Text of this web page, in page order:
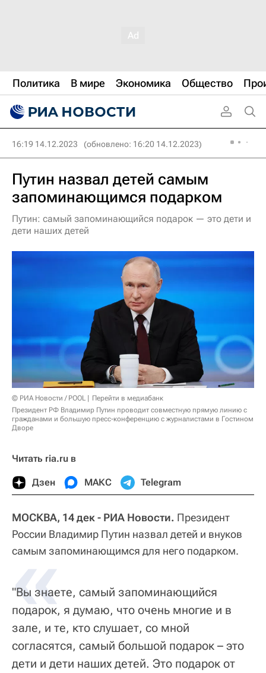
Политика В мире Экономика Общество
16:19 14.12.2023 (обновлено: 16:20 14.12.2023)
Путин назвал детей самым
запоминающимся подарком
Путин: самый запоминающийся подарок — это дети и
дети наших детей
© РИА Новости / POOL
Перейти в медиабанк
Президент РФ Владимир Путин проводит совместную прямую линию с
гражданами и большую пресс-конференцию с журналистами в Гостином
Дворе
Читать ria.ru в
Дзен МАКС Telegram
МОСКВА, 14 дек - РИА Новости. Президент
России Владимир Путин назвал детей и внуков
самым запоминающимся для него подарком.
«
"Вы знаете, самый запоминающийся
подарок, я думаю, что очень многие и в
зале, и те, кто слушает, со мной
согласятся, самый большой подарок – это
дети и дети наших детей. Это подарок от